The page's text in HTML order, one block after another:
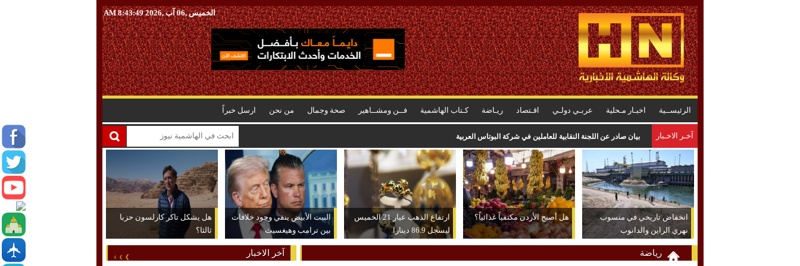
الخميس ,06 آب ,2026 8:43:50 AM
الرئيســية اخبـار مـحلية عربـي دولـي اقـتصاد ريـاضة كـتاب الهاشمية فــن ومشــاهير صحة وجمال من نحن ارسل خبراً
آخـر الاخـبار بيان صادر عن اللجنة النقابية للعاملين في شركة البوتاس العربية
انخفاض تاريخي في منسوب
نهري الراين والدانوب
هل أصبح الأردن مكتفياً غذائياً؟
ارتفاع الذهب عيار 21 الخميس
ليسجل 86.9 دينارا
البيت الأبيض ينفي وجود خلافات
بين ترامب وهيغسيث
هل يشكل تاكر كارلسون حزبا
ثالثا؟
رياضة آخر الاخبار